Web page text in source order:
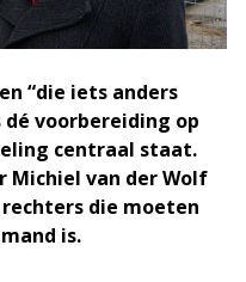
“die iets anders
dé voorbereiding op
centraal staat.
Michiel van der Wolf
die moeten
is.